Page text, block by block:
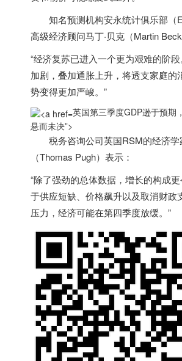
知名预测机构安永统计俱乐部（
高级经济顾问马丁·贝克（Martin
“经济复苏已进入一个更为艰难的阶
加剧，叠加通胀上升，将透支家庭的
势变得更加严峻。”
英国第三季度GDP逊于预期
悬而未决”>
税务咨询公司英国RSM的经济学
（Thomas Pugh）表示：
“除了强劲的总体数据，增长的构成
于供应短缺、价格飙升以及取消财政
压力，经济可能在第四季度放缓。”